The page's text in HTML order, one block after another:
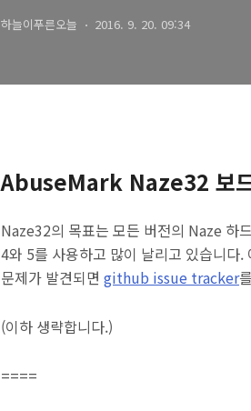
하늘이푸른오늘 2016. 9. 20. 09:34
AbuseMark Naze32 보
Naze32의 목표는 모든 버전의 Naze 하
4와 5를 사용하고 많이 날리고 있습니다
문제가 발견되면 github issue tracker
(이하 생략합니다.)
====